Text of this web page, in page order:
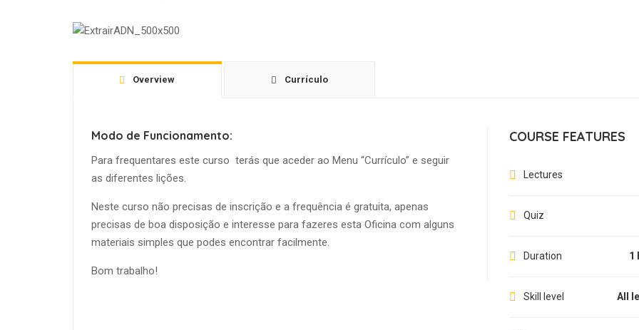
Overview Currículo
Modo de Funcionamento:
Para frequentares este curso terás que aceder ao Menu “Currículo” e seguir
as diferentes lições.
Neste curso não precisas de inscrição e a frequência é gratuita, apenas
precisas de boa disposição e interesse para fazeres esta Oficina com alguns
materiais simples que podes encontrar facilmente.
Bom trabalho!
COURSE FEATURES
Lectures
Quiz
Duration 1
Skill level All